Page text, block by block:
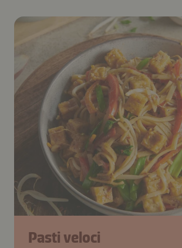
Pasti veloci